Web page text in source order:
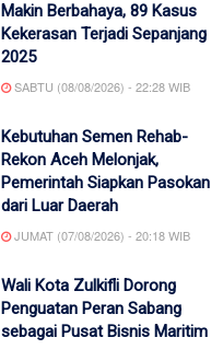
Makin Berbahaya, 89 Kasus
Kekerasan Terjadi Sepanjang
2025
SABTU (08/08/2026) - 22:28 WIB
Kebutuhan Semen Rehab-
Rekon Aceh Melonjak,
Pemerintah Siapkan Pasokan
dari Luar Daerah
JUMAT (07/08/2026) - 20:18 WIB
Wali Kota Zulkifli Dorong
Penguatan Peran Sabang
sebagai Pusat Bisnis Maritim